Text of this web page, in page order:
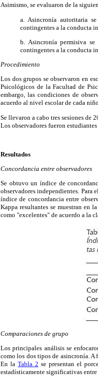
Asimismo, se evaluaron de la
a. Asincronía autoritaria
contingentes a la conducta
b. Asincronía permisiva
contingentes a la conducta
Procedimiento
Los dos grupos se observaron en
Psicológicos de la Facultad de
embargo, las condiciones de
acuerdo al nivel escolar de cada
Se llevaron a cabo tres sesiones de
Los observadores fueron
Resultados
Concordancia entre observadores
Se obtuvo un índice de
observadores independientes.
índice de concordancia entre
Kappa resultantes se muestran en la
como "excelentes" de acuerdo a la
Comparaciones de grupo
Los principales análisis se
como los dos tipos de asincronía. A
En la Tabla 2 se presentan el
estadísticamente significativas